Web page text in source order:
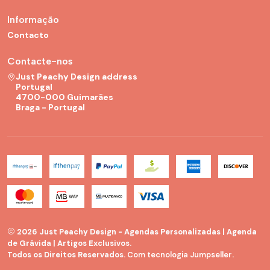
Informação
Contacto
Contacte-nos
Just Peachy Design address
Portugal
4700-000 Guimarães
Braga - Portugal
2026 Just Peachy Design - Agendas Personalizadas | Agenda
de Grávida | Artigos Exclusivos.
Todos os Direitos Reservados. Com tecnologia Jumpseller.